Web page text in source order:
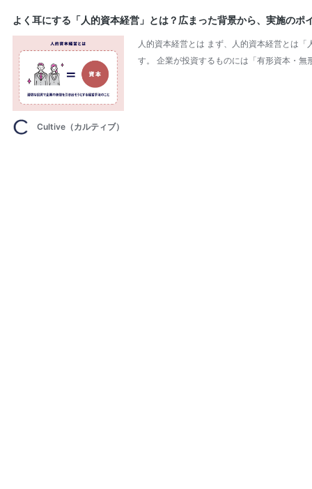
よく耳にする「人的資本経営」とは？広まった背景から、実施のポ
人的資本経営とは まず、人的資本経営とは
す。 企業が投資するものには「有形資本・
Cultive（カルティブ）